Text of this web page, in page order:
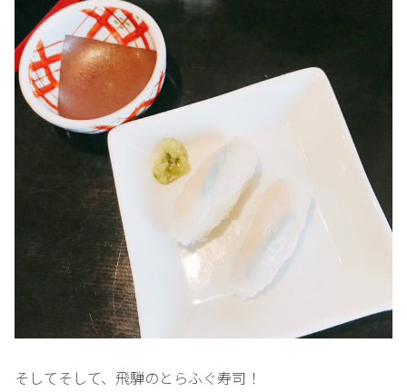
そしてそして、飛騨のとらふぐ寿司！